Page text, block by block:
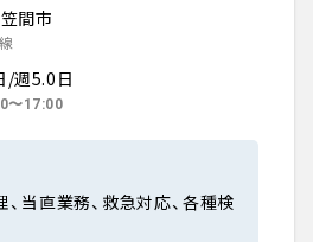
間市
/週5.0日
〜17:00
当直業務、救急対応、各種検